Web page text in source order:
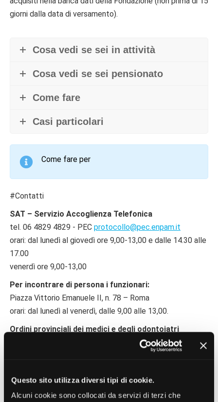
Questo sito utilizza diversi tipi di cookie.
Alcuni cookie sono collocati da servizi di terzi che
giorni dalla data di versamento).
Cosa vedi se sei in attività
Cosa vedi se sei pensionato
Come fare
Casi particolari
Come fare per
#Contatti
SAT – Servizio Accoglienza Telefonica
tel. 06 4829 4829 - PEC protocollo@pec.enpam.it
orari: dal lunedì al giovedì ore 9,00-13,00 e dalle 14.30 alle
17.00
venerdì ore 9,00-13,00
Per incontrare di persona i funzionari:
Piazza Vittorio Emanuele II, n. 78 – Roma
orari: dal lunedì al venerdì, dalle 9,00 alle 13,00.
Ordini provinciali dei medici e degli odontoiatri
Consultare l’elenco degli Ordini presenti sul territorio